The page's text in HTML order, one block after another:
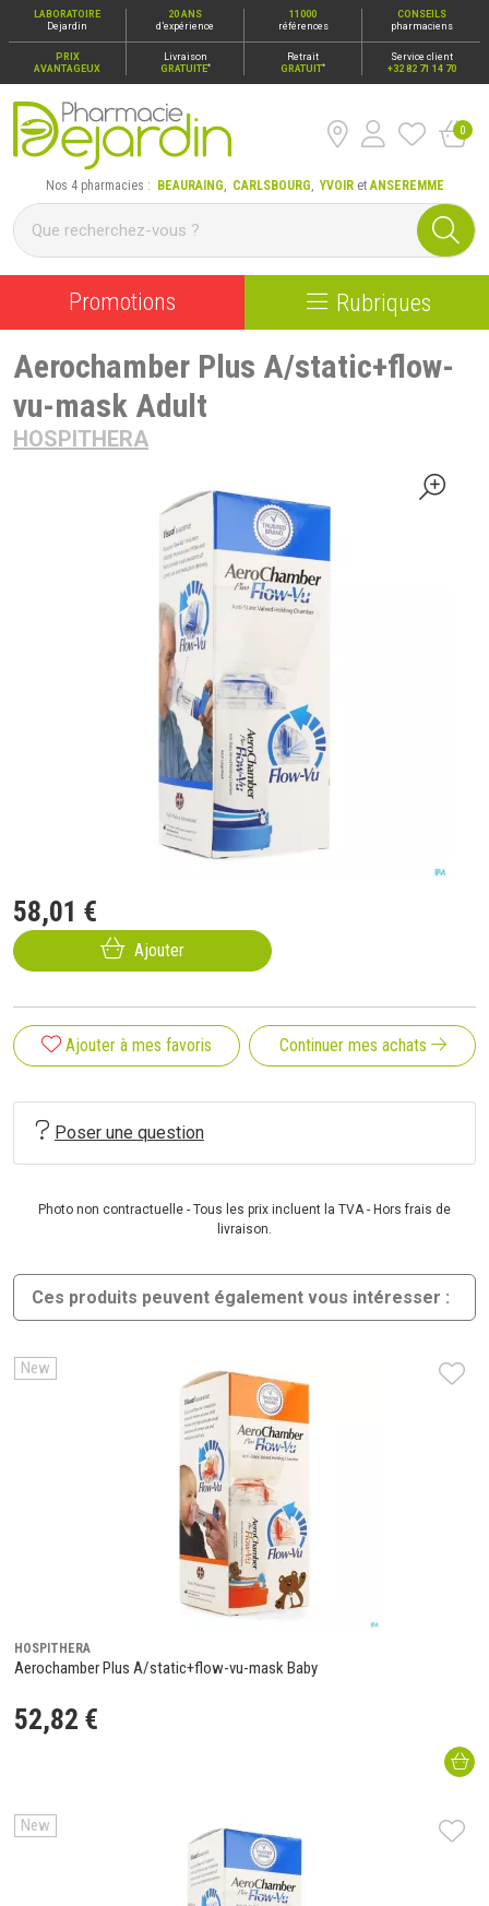
LABORATOIRE
Dejardin
20 ANS
d’expérience
11000
références
CONSEILS
pharmaciens
PRIX
AVANTAGEUX
Livraison
GRATUITE*
Retrait
GRATUIT*
Service client
+32 82 71 14 70
Pharmacie Dejardin Nos 4 pharmacies : Beauraing,
0
Nos 4 pharmacies : BEAURAING, CARLSBOURG,YVOIRetANSEREMME
Promotions Rubriques
Aerochamber Plus A/static+flow-
vu-mask Adult
HOSPITHERA
58,01 €
Ajouter
Ajouter à mes favoris Continuer mes achats
Poser une question
Photo non contractuelle - Tous les prix incluent la TVA - Hors frais de
livraison.
Ces produits peuvent également vous intéresser :
New
HOSPITHERA
Aerochamber Plus A/static+flow-vu-mask Baby
52,82 €
New